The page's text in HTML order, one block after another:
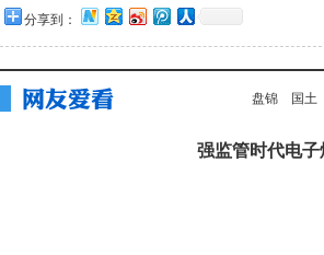
分享到：
盘锦 国土
强监管时代电子